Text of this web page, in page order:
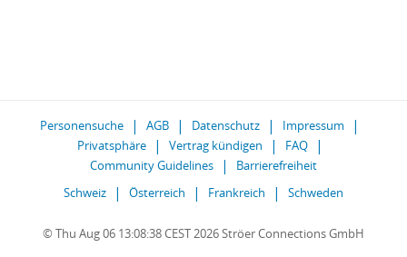
Personensuche AGB Datenschutz
Impressum
Privatsphäre
Vertrag kündigen
FAQ
Community Guidelines
Barrierefreiheit
Schweiz
Österreich Frankreich Schweden
© Thu Aug 06 13:08:38 CEST 2026 Ströer Connections GmbH